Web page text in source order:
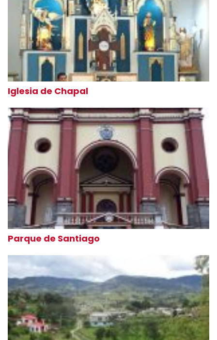
Iglesia de Chapal
Parque de Santiago